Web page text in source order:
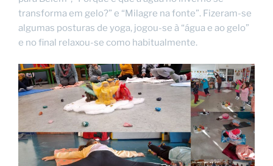
transforma em gelo?” e “Milagre na fonte”. Fizeram-se
algumas posturas de yoga, jogou-se à “água e ao gelo”
e no final relaxou-se como habitualmente.